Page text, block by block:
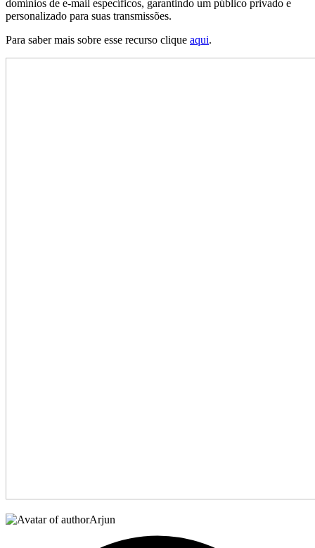
domínios de e-mail específicos, garantindo um público privado e
personalizado para suas transmissões.
Para saber mais sobre esse recurso clique aqui.
Arjun